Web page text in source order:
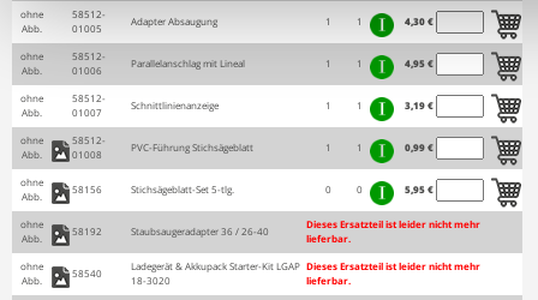
ohne
Abb.
58512-
01005
Adapter Absaugung 1 1 4,30 €
ohne
Abb.
58512-
01006
Parallelanschlag mit Lineal 1 1 4,95 €
ohne
Abb.
58512-
01007
Schnittlinienanzeige 1 1 3,19 €
ohne
Abb.
58512-
01008
PVC-Führung Stichsägeblatt 1 1 0,99 €
ohne
Abb.
58156 Stichsägeblatt-Set 5-tlg. 0 0 5,95 €
ohne
Abb.
58192 Staubsaugeradapter 36 / 26-40
Dieses Ersatzteil ist leider nicht mehr
lieferbar.
ohne
Abb.
58540
Ladegerät & Akkupack Starter-Kit LGAP
18-3020
Dieses Ersatzteil ist leider nicht mehr
lieferbar.